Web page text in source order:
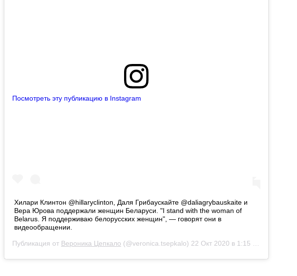
Посмотреть эту публикацию в Instagram
Хилари Клинтон @hillaryclinton, Даля Грибаускайте @daliagrybauskaite и
Вера Юрова поддержали женщин Беларуси. "I stand with the woman of
Belarus. Я поддерживаю белорусских женщин", — говорят они в
видеообращении.
Публикация от Вероника Цепкало (@veronica.tsepkalo) 22 Окт 2020 в 1:15 PDT